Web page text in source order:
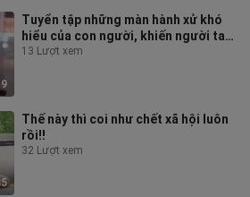
Tuyển tập những màn hành xử khó
hiểu của con người, khiến người ta
“chết đứng” ngay tại chỗ!!!
13 Lượt xem
Thế này thì coi như chết xã hội luôn
rồi!!
32 Lượt xem